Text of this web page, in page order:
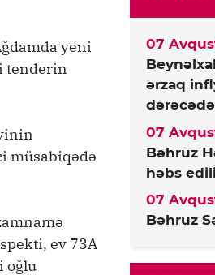
yeni
tenderin
müsabiqədə
ev 73A
oğlu
ərzaq
dərəcədə
07
Bəhruz
həbs
07
Bəhruz
07